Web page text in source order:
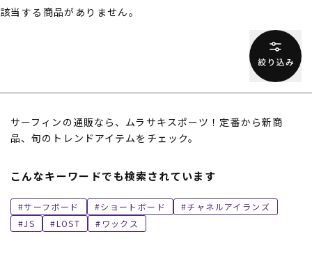
覧
スタッフスナップ
該当する商品がありません。
サーフィンの通販なら、ムラサキスポーツ！定番から新商
品、旬のトレンドアイテムをチェック。
こんなキーワードでも検索されています
サーフボード ショートボード
チャネルアイランズ
JS
LOST ワックス